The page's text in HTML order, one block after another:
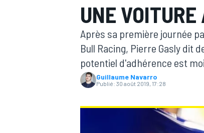
MOTOGP
UNE
Après sa première journée
Bull Racing, Pierre Gasly dit
potentiel d'adhérence est
Guillaume Navarro
Publié: 30 août 2019, 17:28